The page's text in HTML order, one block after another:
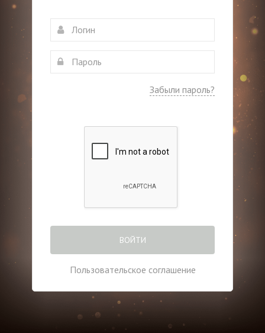
Забыли пароль?
ВОЙТИ
Пользовательское соглашение